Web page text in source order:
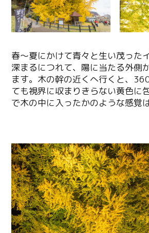
春～夏にかけて青々と生い茂った
深まるにつれて、陽に当たる外側
ます。木の幹の近くへ行くと、
ても視界に収まりきらない黄色に
で木の中に入ったかのような感覚